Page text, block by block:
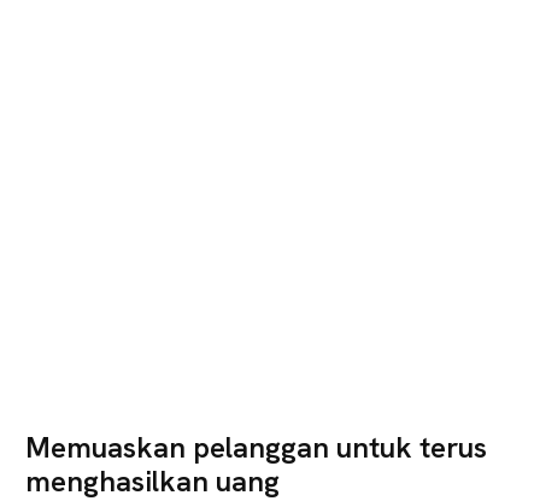
Memuaskan pelanggan untuk terus
menghasilkan uang